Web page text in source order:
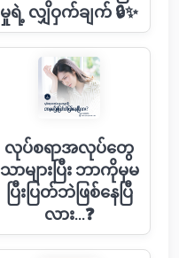
မှုရဲ့ လျှိဝှက်ချက် 🔒✨
လုပ်စရာအလုပ်တွေ
သာများပြီး ဘာကိုမှမ
ပြီးပြတ်ဘဲဖြစ်နေပြီ
လား...❓